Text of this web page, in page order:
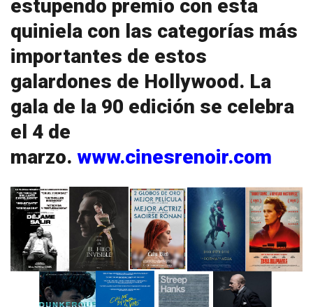
estupendo premio con esta
quiniela con las categorías más
importantes de estos
galardones de Hollywood. La
gala de la 90 edición se celebra
el 4 de
marzo. www.cinesrenoir.com